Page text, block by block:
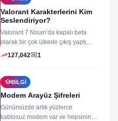
Valorant Karakterlerini Kim
Seslendiriyor?
Valorant 7 Nisan’da kapalı beta
olarak bir çok ülkede çıkış yaptı,
oyun izleyenler ve oynayanlar...
trending_up127,042comment1
schoolBILGI
Modem Arayüz Şifreleri
Günümüzde artık yüzlerce
kablosuz modem var ve hepsinin